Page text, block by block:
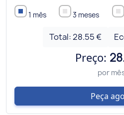
1 mês 3 meses
Total:28.55 €
Preço:
por
Peça